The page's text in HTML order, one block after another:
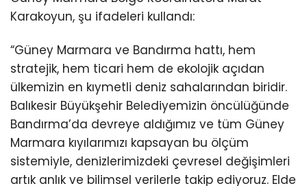
Karakoyun, şu ifadeleri kullandı:
“Güney Marmara ve Bandırma hattı, hem
stratejik, hem ticari hem de ekolojik açıdan
ülkemizin en kıymetli deniz sahalarından biridir.
Balıkesir Büyükşehir Belediyemizin öncülüğünde
Bandırma’da devreye aldığımız ve tüm Güney
Marmara kıyılarımızı kapsayan bu ölçüm
sistemiyle, denizlerimizdeki çevresel değişimleri
artık anlık ve bilimsel verilerle takip ediyoruz. Elde